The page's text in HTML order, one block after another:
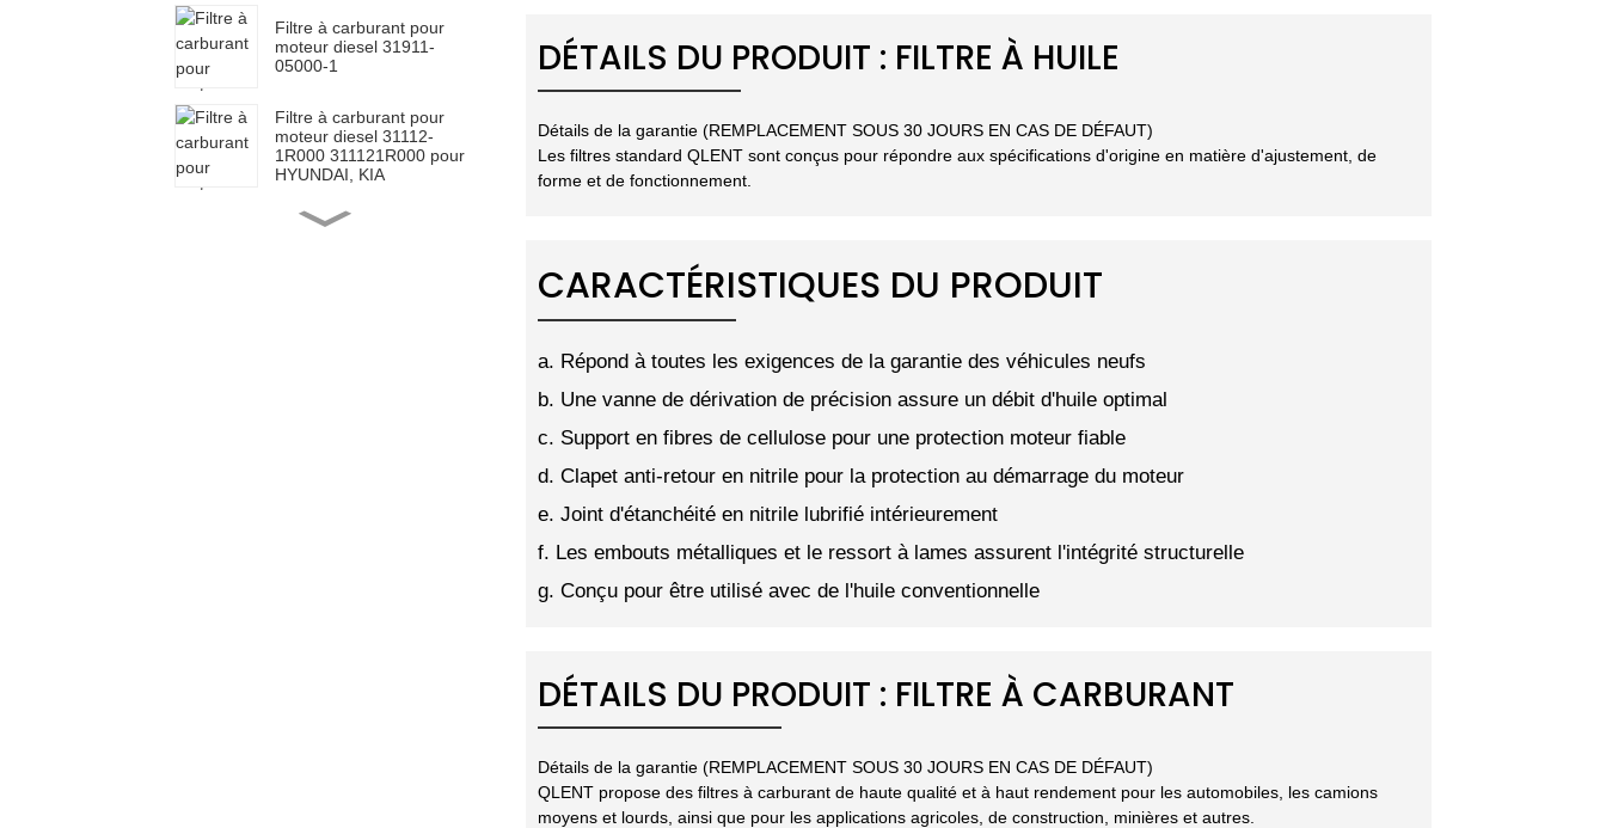
Filtre à carburant pour
moteur diesel 31911-
05000-1
Filtre à carburant pour
moteur diesel 31112-
1R000 311121R000 pour
HYUNDAI, KIA
Filtre à carburant pour
DÉTAILS DU PRODUIT : FILTRE À HUILE
Détails de la garantie (REMPLACEMENT SOUS 30 JOURS EN CAS DE DÉFAUT)
Les filtres standard QLENT sont conçus pour répondre aux spécifications d'origine en matière d'ajustement, de
forme et de fonctionnement.
CARACTÉRISTIQUES DU PRODUIT
a. Répond à toutes les exigences de la garantie des véhicules neufs
b. Une vanne de dérivation de précision assure un débit d'huile optimal
c. Support en fibres de cellulose pour une protection moteur fiable
d. Clapet anti-retour en nitrile pour la protection au démarrage du moteur
e. Joint d'étanchéité en nitrile lubrifié intérieurement
f. Les embouts métalliques et le ressort à lames assurent l'intégrité structurelle
g. Conçu pour être utilisé avec de l'huile conventionnelle
DÉTAILS DU PRODUIT : FILTRE À CARBURANT
Détails de la garantie (REMPLACEMENT SOUS 30 JOURS EN CAS DE DÉFAUT)
QLENT propose des filtres à carburant de haute qualité et à haut rendement pour les automobiles, les camions
moyens et lourds, ainsi que pour les applications agricoles, de construction, minières et autres.